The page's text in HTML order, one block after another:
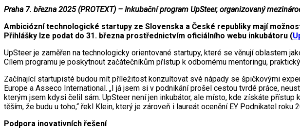
Praha 7. března 2025 (PROTEXT) – Inkubační program UpSteer, organizovaný
Ambiciózní technologické startupy ze Slovenska a České republiky mají
Přihlášky lze podat do 31. března prostřednictvím oficiálního webu inkubátoru (
UpSteer je zaměřen na technologicky orientované startupy, které se věnují oblastem
Cílem programu je poskytnout začátečníkům přístup k odbornému mentoringu,
Začínající startupisté budou mít příležitost konzultovat své nápady se špičkovými
Europe a Asseco International. „I já jsem si v podnikání prošel cestou tvrdé práce,
kterým jsem kdysi čelil sám. UpSteer není jen inkubátor, ale místo, kde získáte
těším, že budu u toho,“ řekl Klein, který je zároveň i laureát ocenění EY Podnikatel roku
Podpora inovativních řešení